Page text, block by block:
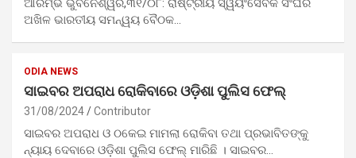
ଆରମ୍ଭ ଭୁବନେଶ୍ୱର,୩୧/୦୮: ରାଷ୍ଟ୍ରୀୟ ସ୍ୱୟଂସେବକ ସଂଘର
ଅଖିଳ ଭାରତୀୟ ସମନ୍ୱୟ ବୈଠକ…
ODIA NEWS
ସାଇବର ଅପରାଧ ରୋକିବାରେ ଓଡ଼ିଶା ପୁଲିସ ଫେଲ୍
31/08/2024 Contributor
ସାଇବର ଅପରାଧ ଓ ଠକେଇ ମାମଲା ରୋକିବା ତଥା ପ୍ରଭାବିତଙ୍କୁ
ନ୍ୟାୟ ଦେବାରେ ଓଡ଼ିଶା ପୁଲିସ ଫେଲ୍ ମାରିଛି । ସାଇବର…